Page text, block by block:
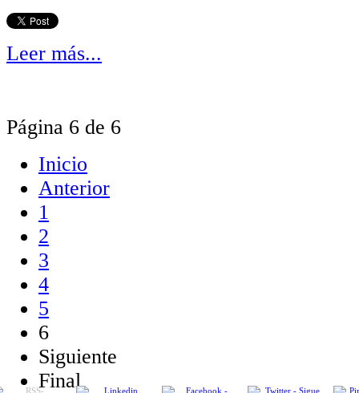
Leer más...
Página 6 de 6
Inicio
Anterior
1
2
3
4
5
6
Siguiente
Final